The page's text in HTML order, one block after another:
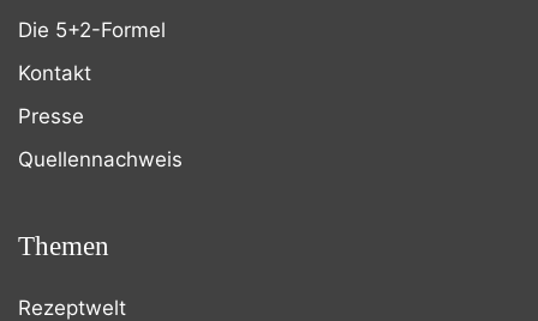
Die 5+2-Formel
Kontakt
Presse
Quellennachweis
Themen
Rezeptwelt